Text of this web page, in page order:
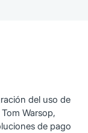
del uso de
Warsop,
de pago